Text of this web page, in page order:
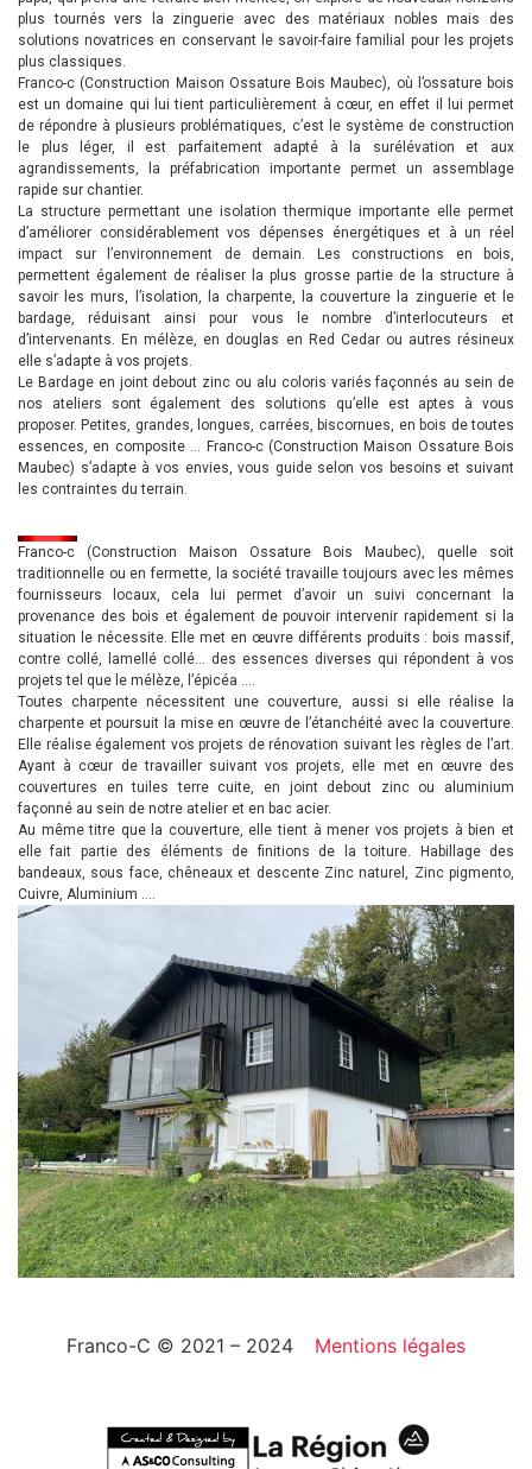
plus tournés vers la zinguerie avec des matériaux nobles mais des
solutions novatrices en conservant le savoir-faire familial pour les projets
plus classiques.
Franco-c (Construction Maison Ossature Bois Maubec), où l’ossature bois
est un domaine qui lui tient particulièrement à cœur, en effet il lui permet
de répondre à plusieurs problématiques, c’est le système de construction
le plus léger, il est parfaitement adapté à la surélévation et aux
agrandissements, la préfabrication importante permet un assemblage
rapide sur chantier.
La structure permettant une isolation thermique importante elle permet
d’améliorer considérablement vos dépenses énergétiques et à un réel
impact sur l’environnement de demain. Les constructions en bois,
permettent également de réaliser la plus grosse partie de la structure à
savoir les murs, l’isolation, la charpente, la couverture la zinguerie et le
bardage, réduisant ainsi pour vous le nombre d’interlocuteurs et
d’intervenants. En mélèze, en douglas en Red Cedar ou autres résineux
elle s’adapte à vos projets.
Le Bardage en joint debout zinc ou alu coloris variés façonnés au sein de
nos ateliers sont également des solutions qu’elle est aptes à vous
proposer. Petites, grandes, longues, carrées, biscornues, en bois de toutes
essences, en composite … Franco-c (Construction Maison Ossature Bois
Maubec) s’adapte à vos envies, vous guide selon vos besoins et suivant
les contraintes du terrain.
Franco-c (Construction Maison Ossature Bois Maubec), quelle soit
traditionnelle ou en fermette, la société travaille toujours avec les mêmes
fournisseurs locaux, cela lui permet d’avoir un suivi concernant la
provenance des bois et également de pouvoir intervenir rapidement si la
situation le nécessite. Elle met en œuvre différents produits : bois massif,
contre collé, lamellé collé… des essences diverses qui répondent à vos
projets tel que le mélèze, l’épicéa ….
Toutes charpente nécessitent une couverture, aussi si elle réalise la
charpente et poursuit la mise en œuvre de l’étanchéité avec la couverture.
Elle réalise également vos projets de rénovation suivant les règles de l’art.
Ayant à cœur de travailler suivant vos projets, elle met en œuvre des
couvertures en tuiles terre cuite, en joint debout zinc ou aluminium
façonné au sein de notre atelier et en bac acier.
Au même titre que la couverture, elle tient à mener vos projets à bien et
elle fait partie des éléments de finitions de la toiture. Habillage des
bandeaux, sous face, chêneaux et descente Zinc naturel, Zinc pigmento,
Cuivre, Aluminium ….
Franco-C © 2021 – 2024 Mentions légales